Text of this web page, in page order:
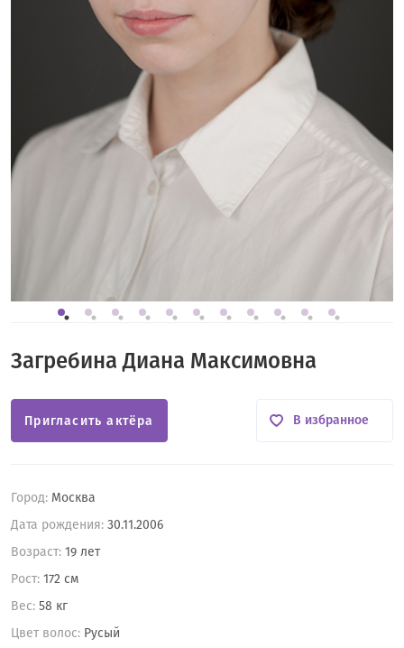
Загребина Диана Максимовна
Город: Москва
Дата рождения: 30.11.2006
Возраст: 19 лет
Рост: 172 см
Вес: 58 кг
Цвет волос: Русый
Пригласить актёра В избранное